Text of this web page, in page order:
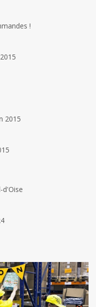
!
2015
d'Oise